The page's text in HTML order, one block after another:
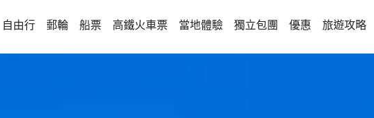
自由行 郵輪 船票 高鐵火車票 當地體驗 獨立包團 優惠 旅遊攻略